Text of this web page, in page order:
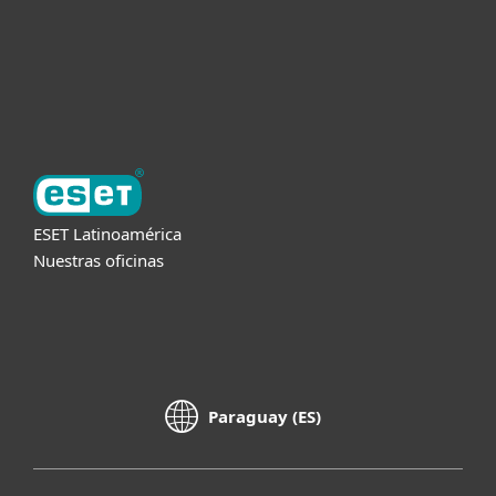
ESET Latinoamérica
Nuestras oficinas
Paraguay (ES)